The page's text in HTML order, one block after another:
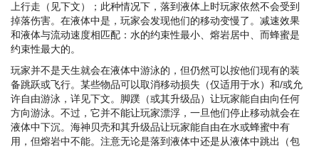
上行走（见下文）；此种情况下，落到液体上时玩家依然不会受到
掉落伤害。在液体中是，玩家会发现他们的移动变慢了。减速效果
和液体与流动速度相匹配：水的约束性最小、熔岩居中、而蜂蜜是
约束性最大的。
玩家并不是天生就会在液体中游泳的，但仍然可以按他们现有的装
备跳跃或飞行。某些物品可以取消移动损失（仅适用于水）和/或允
许自由游泳，详见下文。脚蹼（或其升级品）让玩家能自由向任何
方向游泳。不过，它并不能让玩家漂浮，一旦他们停止移动就会在
液体中下沉。海神贝壳和其升级品让玩家能自由在水或蜂蜜中有
用，但熔岩中不能。注意无论是落到液体中还是从液体中跳出（包